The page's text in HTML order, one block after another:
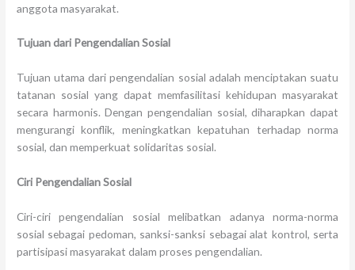
anggota masyarakat.
Tujuan dari Pengendalian Sosial
Tujuan utama dari pengendalian sosial adalah menciptakan suatu
tatanan sosial yang dapat memfasilitasi kehidupan masyarakat
secara harmonis. Dengan pengendalian sosial, diharapkan dapat
mengurangi konflik, meningkatkan kepatuhan terhadap norma
sosial, dan memperkuat solidaritas sosial.
Ciri Pengendalian Sosial
Ciri-ciri pengendalian sosial melibatkan adanya norma-norma
sosial sebagai pedoman, sanksi-sanksi sebagai alat kontrol, serta
partisipasi masyarakat dalam proses pengendalian.